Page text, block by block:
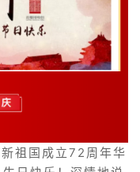
祖国成立72周年华